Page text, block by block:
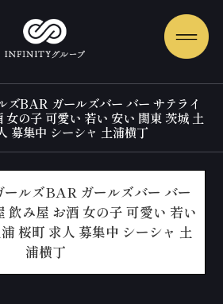
BAR ガールズバー バー サテライ
女の子 可愛い 若い 安い 関東 茨城 土
募集中 シーシャ 土浦横丁
ルズBAR ガールズバー バー
飲み屋 お酒 女の子 可愛い 若い
桜町 求人 募集中 シーシャ 土
浦横丁